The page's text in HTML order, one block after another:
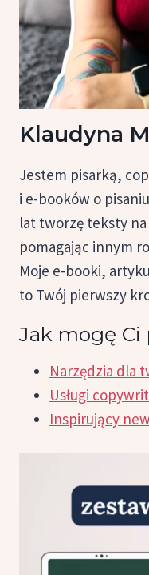
Klaudyna
Jestem pisarką,
i e-booków o
lat tworzę teksty
pomagając innym
Moje e-booki,
to Twój pierwszy
Jak mogę Ci
Narzędzia dla
Usługi
Inspirujący